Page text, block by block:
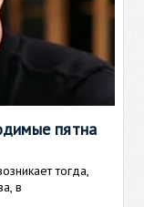
пятна
тогда,
в